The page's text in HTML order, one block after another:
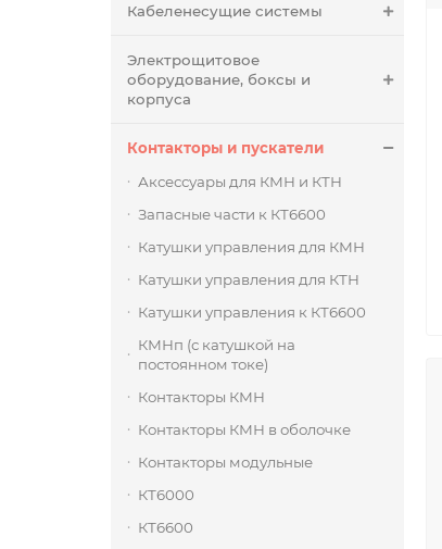
Кабеленесущие системы
Электрощитовое
оборудование, боксы и
корпуса
Контакторы и пускатели
Аксессуары для КМН и КТН
Запасные части к КТ6600
Катушки управления для КМН
Катушки управления для КТН
Катушки управления к КТ6600
КМНп (с катушкой на
постоянном токе)
Контакторы КМН
Контакторы КМН в оболочке
Контакторы модульные
КТ6000
КТ6600